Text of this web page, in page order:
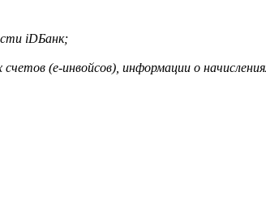
iDБанк;
(е-инвойсов), информации о